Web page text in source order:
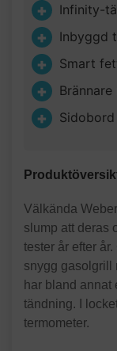
Infinity-
Inbyggd
Smart
Sidobord
Välkända
slump att deras
tester år efter
snygg gasolgrill
har bland
tändning. I
termometer.